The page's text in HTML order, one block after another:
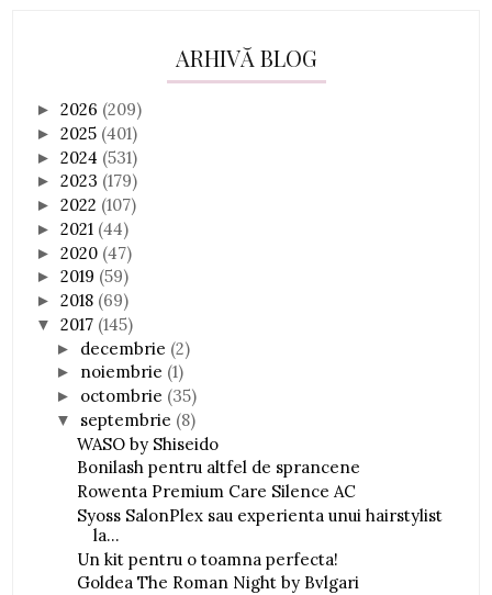
ARHIVĂ BLOG
►2026 (209)
►2025 (401)
►2024 (531)
►2023 (179)
►2022 (107)
►2021 (44)
►2020 (47)
►2019 (59)
►2018 (69)
▼2017 (145)
► decembrie (2)
► noiembrie (1)
► octombrie (35)
▼ septembrie (8)
WASO by Shiseido
Bonilash pentru altfel de sprancene
Rowenta Premium Care Silence AC
Syoss SalonPlex sau experienta unui hairstylist
la...
Un kit pentru o toamna perfecta!
Goldea The Roman Night by Bvlgari